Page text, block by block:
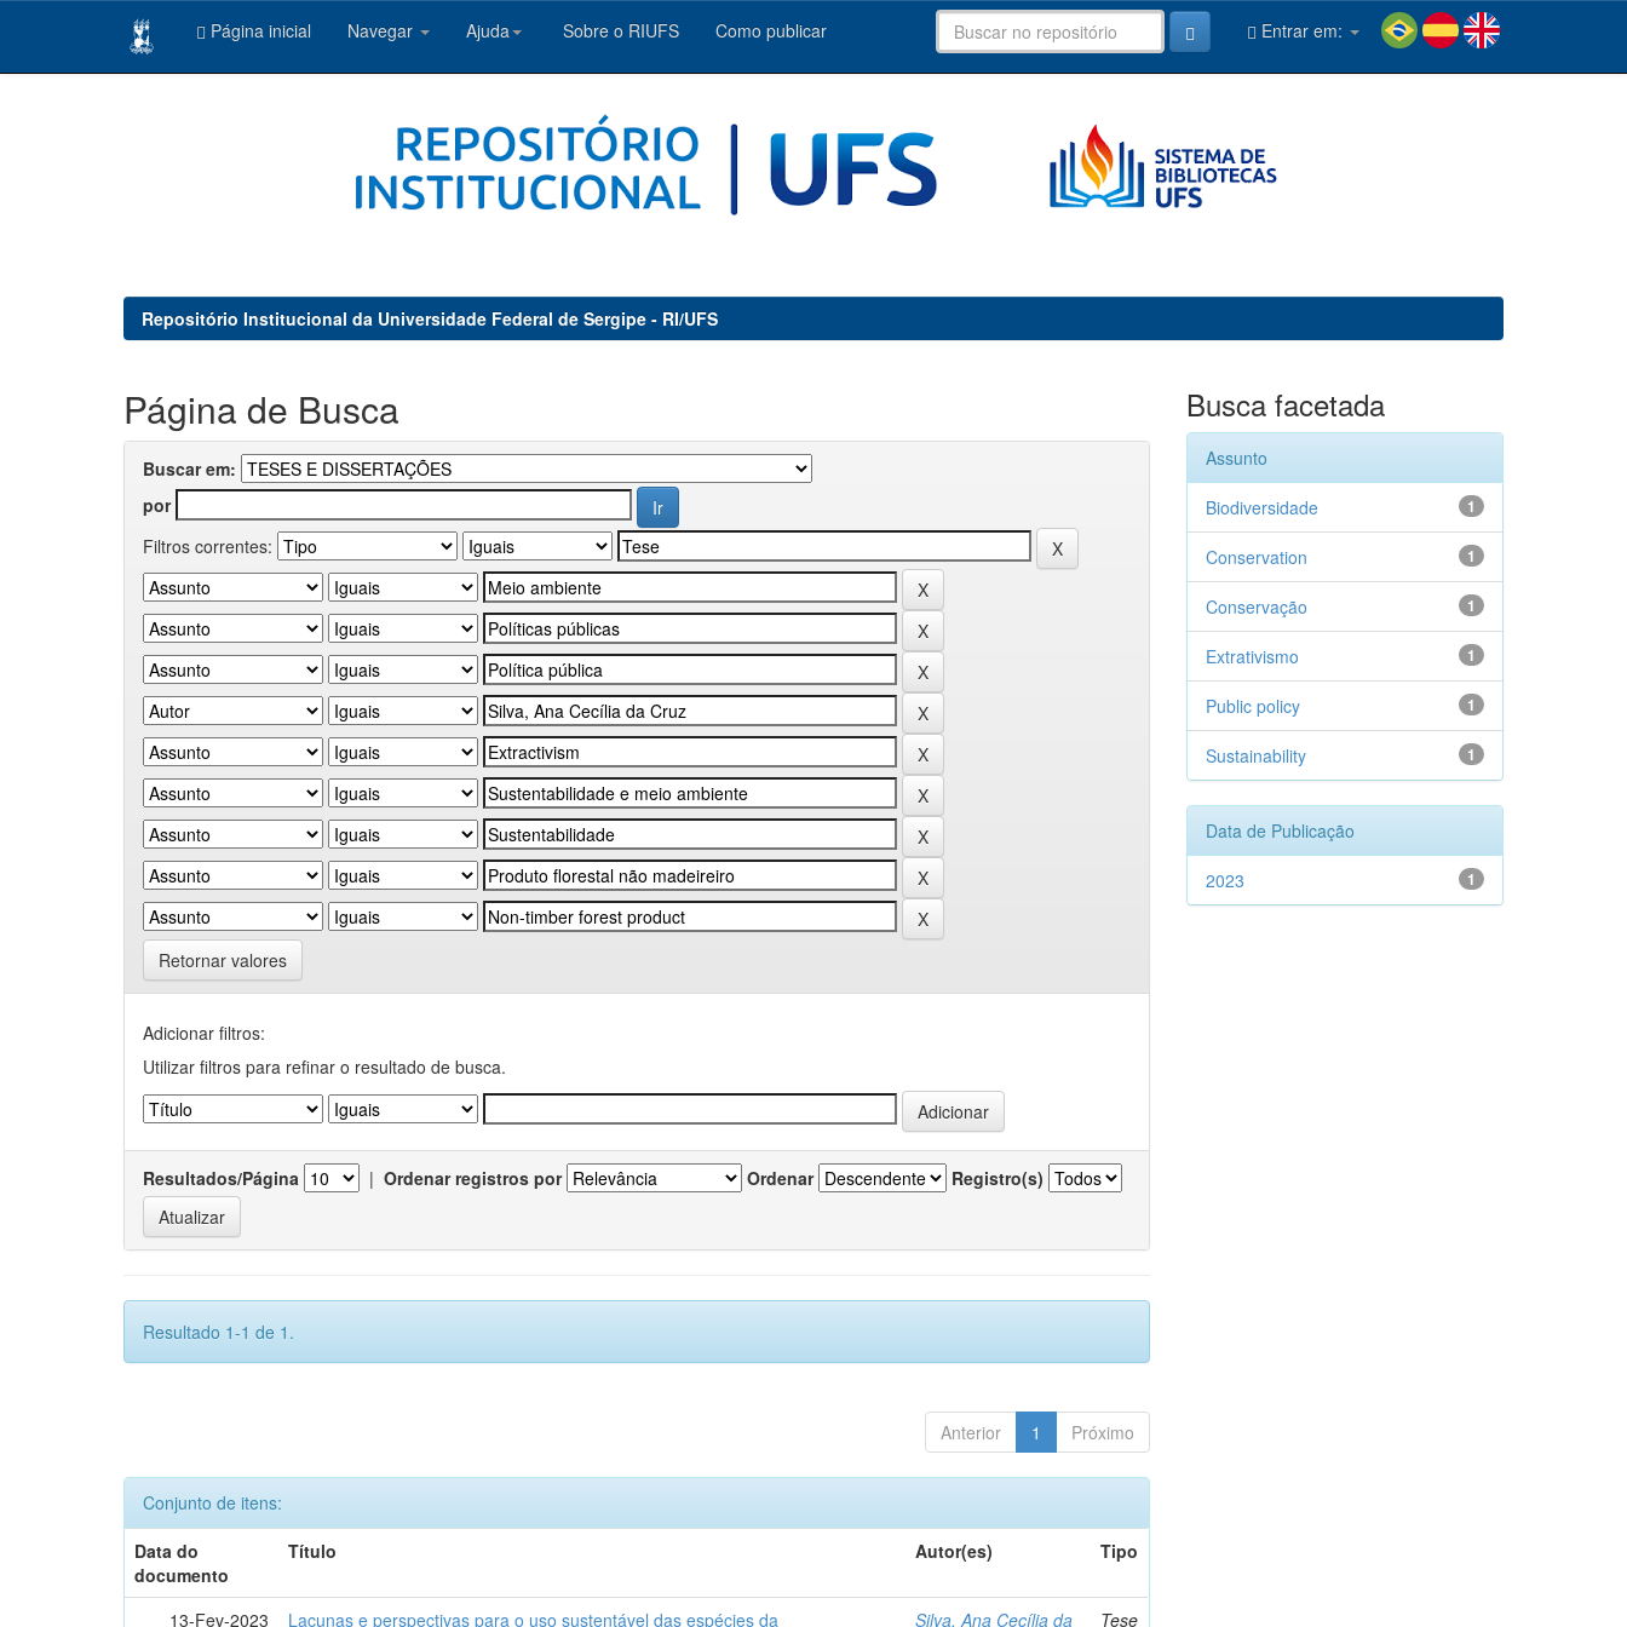
Página inicial Navegar Ajuda Sobre o RIUFS Como publicar Entrar em:
Repositório Institucional da Universidade Federal de Sergipe - RI/UFS
Página de Busca
Buscar em:
por
Filtros correntes:
Retornar valores
Adicionar filtros:
Utilizar filtros para refinar o resultado de busca.
Resultados/Página | Ordenar registros por Ordenar Registro(s)
Resultado 1-1 de 1.
Anterior 1 Próximo
Conjunto de itens:
Data do
documento
Título Autor(es) Tipo
13-Fev-2023 Lacunas e perspectivas para o uso sustentável das espécies da Silva, Ana Cecília da Tese
Busca facetada
Assunto
1
Biodiversidade
1
Conservation
1
Conservação
1
Extrativismo
1
Public policy
1
Sustainability
Data de Publicação
1
2023